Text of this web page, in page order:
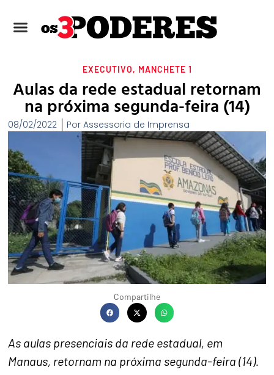
EXECUTIVO, MANCHETE 1
Aulas da rede estadual retornam
na próxima segunda-feira (14)
08/02/2022 Por Assessoria de Imprensa
Compartilhe
As aulas presenciais da rede estadual, em
Manaus, retornam na próxima segunda-feira (14).